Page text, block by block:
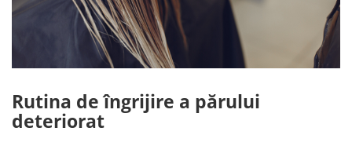
Rutina de îngrijire a părului
deteriorat